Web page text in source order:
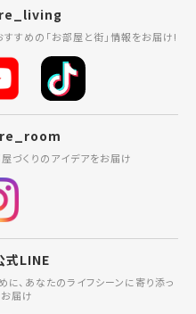
すめの「お部屋と街」情報をお届け!
づくりのアイデアをお届け
式LINE
に、あなたのライフシーンに寄り添っ
届け